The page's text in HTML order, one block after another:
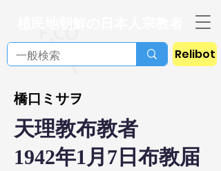
Relibot
橋口ミサヲ
天理教布教者
1942年1月7日布教届